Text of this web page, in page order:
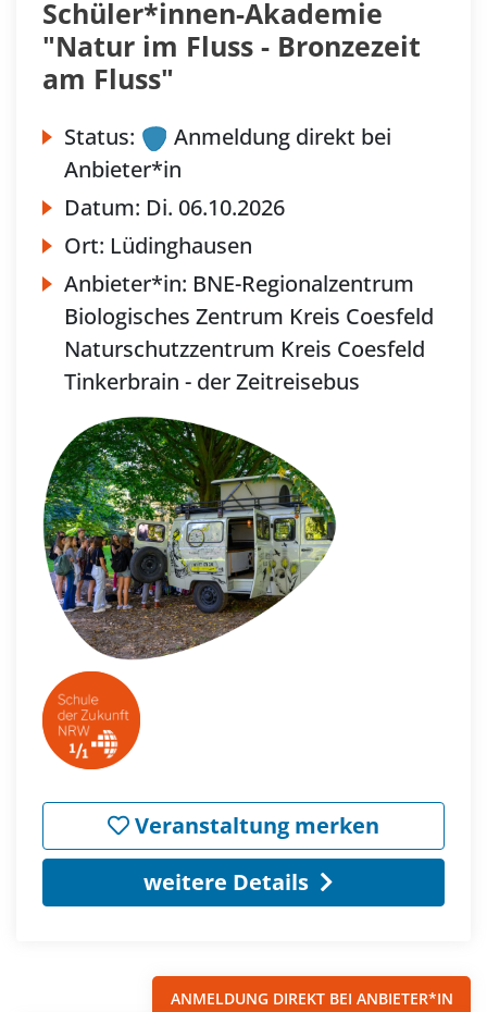
Schüler*innen-Akademie
"Natur im Fluss - Bronzezeit
am Fluss"
Status:
Anmeldung direkt bei
Anbieter*in
Datum: Di. 06.10.2026
Ort: Lüdinghausen
Anbieter*in: BNE-Regionalzentrum
Biologisches Zentrum Kreis Coesfeld
Naturschutzzentrum Kreis Coesfeld
Tinkerbrain - der Zeitreisebus
Veranstaltung merken
weitere Details
ANMELDUNG DIREKT BEI ANBIETER*IN